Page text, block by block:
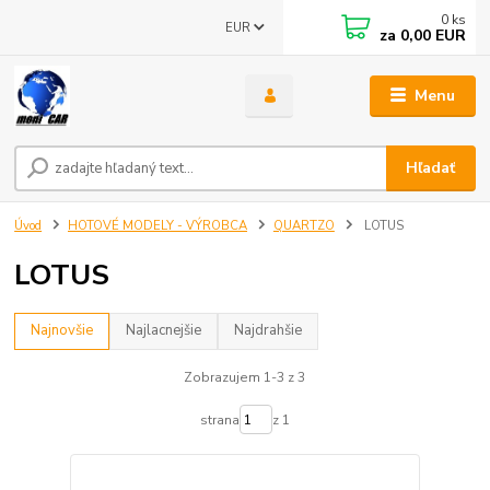
Menu
EUR
Hľadať
0 ks
za 0,00 EUR
Úvod HOTOVÉ MODELY - VÝROBCA QUARTZO LOTUS
LOTUS
Najnovšie Najlacnejšie Najdrahšie
Zobrazujem 1-3 z 3
strana z 1